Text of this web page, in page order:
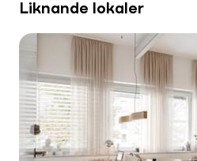
Liknande lokaler